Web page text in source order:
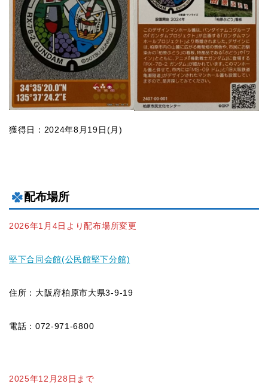
獲得日：2024年8月19日(月)
配布場所
2026年1月4日より配布場所変更
堅下合同会館(公民館堅下分館)
住所：大阪府柏原市大県3-9-19
電話：072-971-6800
2025年12月28日まで